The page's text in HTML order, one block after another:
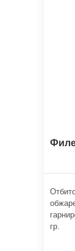
гр.